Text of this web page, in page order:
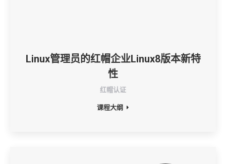
Linux管理员的红帽企业Linux8版本新特
性
红帽认证
课程大纲